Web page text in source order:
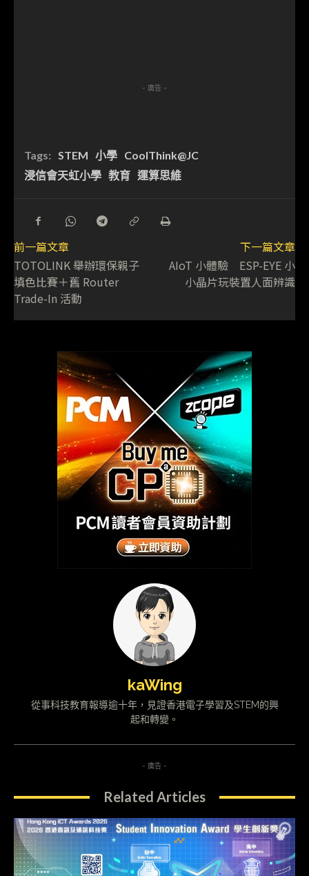
- 廣告 -
Tags: STEM 小學 CoolThink@JC
浸信會天虹小學 教育 運算思維
前一篇文章
TOTOLINK 舉辦環保親子
填色比賽＋舊 Router
Trade-In 活動
下一篇文章
AIoT 小體驗 ESP-EYE 小
小晶片玩裝置人面辨識
kaWing
從事科技教育報導逾十年，見證香港電子學習及STEM的興
起和轉變。
- 廣告 -
Related Articles